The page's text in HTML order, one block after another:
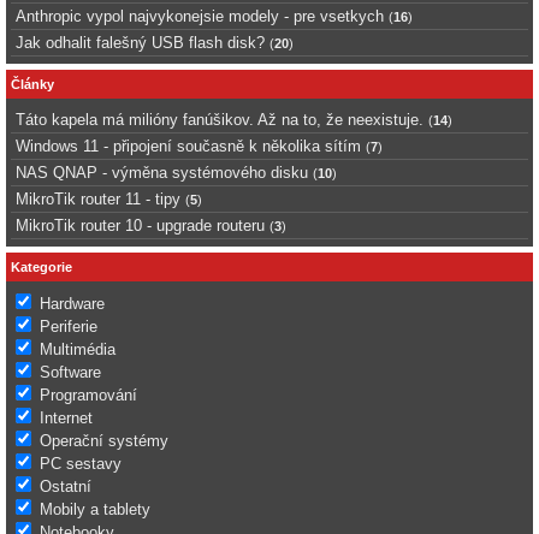
Anthropic vypol najvykonejsie modely - pre vsetkych (16)
Jak odhalit falešný USB flash disk? (20)
Články
Táto kapela má milióny fanúšikov. Až na to, že neexistuje. (14)
Windows 11 - připojení současně k několika sítím (7)
NAS QNAP - výměna systémového disku (10)
MikroTik router 11 - tipy (5)
MikroTik router 10 - upgrade routeru (3)
Kategorie
Hardware
Periferie
Multimédia
Software
Programování
Internet
Operační systémy
PC sestavy
Ostatní
Mobily a tablety